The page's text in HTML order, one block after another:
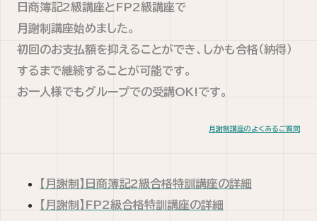
日商簿記2級講座とFP2級講座で
月謝制講座始めました。
初回のお支払額を抑えることができ、しかも合格（納得）
するまで継続することが可能です。
お一人様でもグループでの受講OK!です。
月謝制講座のよくあるご質問
【月謝制】日商簿記2級合格特訓講座の詳細
【月謝制】FP2級合格特訓講座の詳細